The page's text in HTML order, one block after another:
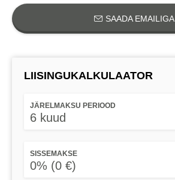
SAADA EMAILIGA
LIISINGUKALKULAATOR
JÄRELMAKSU PERIOOD
6 kuud
SISSEMAKSE
0% (0 €)